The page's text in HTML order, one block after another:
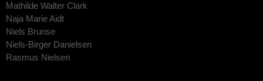
Mathilde Walter Clark
Naja Marie Aidt
Niels Brunse
Niels-Birger Danielsen
Rasmus Nielsen